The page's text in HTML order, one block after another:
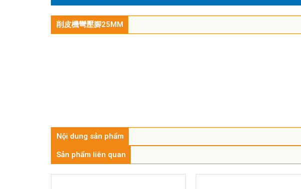
削皮機彎壓腳25MM
Nội dung sản phẩm
Sản phẩm liên quan